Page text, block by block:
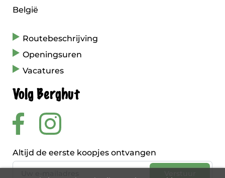
België
Routebeschrijving
Openingsuren
Vacatures
Volg Berghut
Altijd de eerste koopjes ontvangen